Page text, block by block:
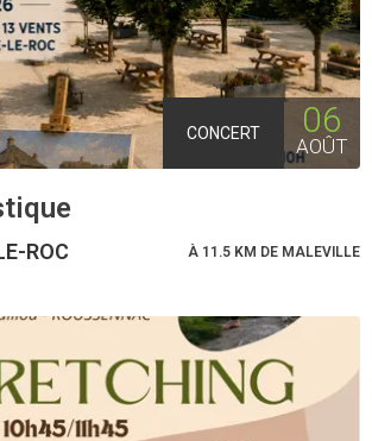
CONCERT 06
AOÛT
ROC À 11.5 KM DE MALEVILLE